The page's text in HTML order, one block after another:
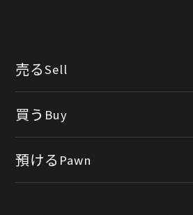
売るSell
店頭買取
宅配買取
買う Buy
公式オンラインショップ
預ける Pawn